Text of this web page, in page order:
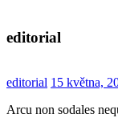
editorial
editorial 15 května,
Arcu non sodales